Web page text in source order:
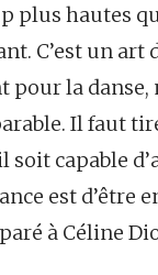
plus hautes
C’est un
la danse,
Il faut
soit capable
est d’être
à Céline